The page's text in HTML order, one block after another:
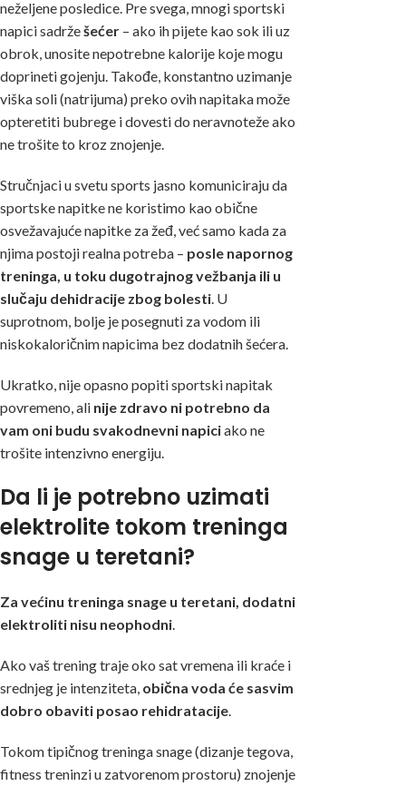
neželjene posledice. Pre svega, mnogi sportski
napici sadržešećer – ako ih pijete kao sok ili uz
obrok, unosite nepotrebne kalorije koje mogu
doprineti gojenju. Takođe, konstantno uzimanje
viška soli (natrijuma) preko ovih napitaka može
opteretiti bubrege i dovesti do neravnoteže ako
ne trošite to kroz znojenje.
Stručnjaci u svetu sports jasno komuniciraju da
sportske napitke ne koristimo kao obične
osvežavajuće napitke za žeđ, već samo kada za
njima postoji realna potreba – posle napornog
treninga, u toku dugotrajnog vežbanja ili u
slučaju dehidracije zbog bolesti . U
suprotnom, bolje je posegnuti za vodom ili
niskokaloričnim napicima bez dodatnih šećera.
Ukratko, nije opasno popiti sportski napitak
povremeno, ali nije zdravo ni potrebno da
vam oni budu svakodnevni napiciako ne
trošite intenzivno energiju.
Da li je potrebno uzimati
elektrolite tokom treninga
snage u teretani?
Za većinu treninga snage u teretani, dodatni
elektroliti nisu neophodni
Ako vaš trening traje oko sat vremena ili kraće i
srednjeg je intenziteta, obična voda će sasvim
dobro obaviti posao rehidratacije
Tokom tipičnog treninga snage (dizanje tegova,
fitness treninzi u zatvorenom prostoru) znojenje